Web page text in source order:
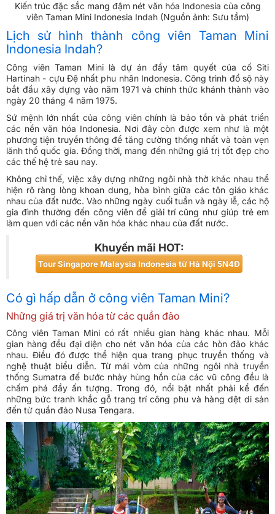
Kiến trúc đặc sắc mang đậm nét văn hóa Indonesia của công
viên Taman Mini Indonesia Indah (Nguồn ảnh: Sưu tầm)
Lịch sử hình thành công viên Taman Mini
Indonesia Indah?
Công viên Taman Mini là dự án đầy tâm quyết của cố Siti
Hartinah - cựu Đệ nhất phu nhân Indonesia. Công trình đồ sộ này
bắt đầu xây dựng vào năm 1971 và chính thức khánh thành vào
ngày 20 tháng 4 năm 1975.
Sứ mệnh lớn nhất của công viên chính là bảo tồn và phát triển
các nền văn hóa Indonesia. Nơi đây còn được xem như là một
phương tiện truyền thông để tăng cường thống nhất và toàn vẹn
lãnh thổ quốc gia. Đồng thời, mang đến những giá trị tốt đẹp cho
các thế hệ trẻ sau nay.
Không chỉ thế, việc xây dựng những ngôi nhà thờ khác nhau thể
hiện rõ ràng lòng khoan dung, hòa bình giữa các tôn giáo khác
nhau của đất nước. Vào những ngày cuối tuần và ngày lễ, các hộ
gia đình thường đến công viên để giải trí cũng như giúp trẻ em
làm quen với các nền văn hóa khác nhau của đất nước.
Khuyến mãi HOT:
Tour Singapore Malaysia Indonesia từ Hà Nội 5N4Đ
Có gì hấp dẫn ở công viên Taman Mini?
Những giá trị văn hóa từ các quần đảo
Công viên Taman Mini có rất nhiều gian hàng khác nhau. Mỗi
gian hàng đều đại diện cho nét văn hóa của các hòn đảo khác
nhau. Điều đó được thể hiện qua trang phục truyền thống và
nghệ thuật biểu diễn. Từ mái vòm của những ngôi nhà truyền
thống Sumatra đế bước nhảy hùng hồn của các vũ công đều là
chấm phá đầy ấn tượng. Trong đó, nổi bật nhất phải kể đến
những bức tranh khắc gỗ trang trí công phu và hàng dệt di sản
đến từ quần đảo Nusa Tengara.